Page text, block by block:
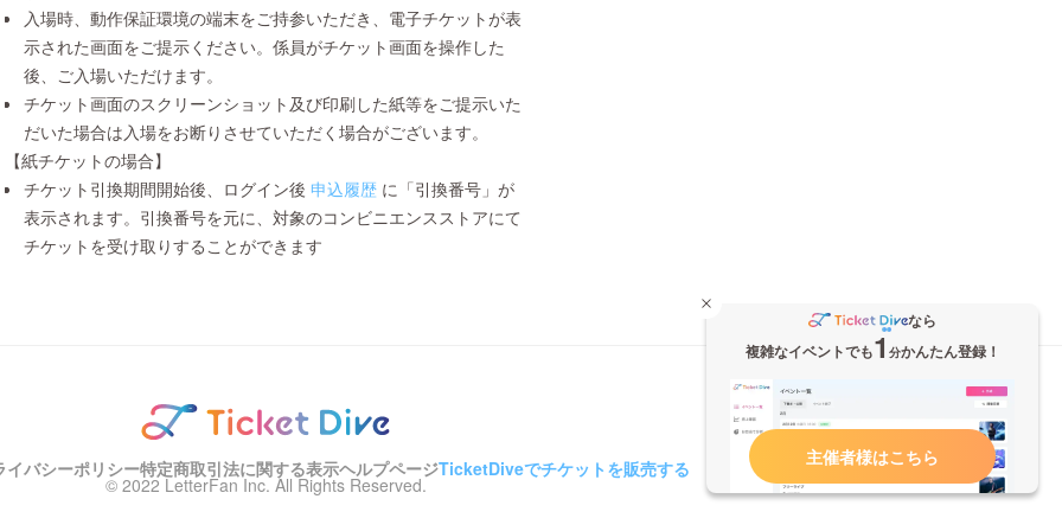
入場時、動作保証環境の端末をご持参いただき、電子チケットが表
示された画面をご提示ください。係員がチケット画面を操作した
後、ご入場いただけます。
チケット画面のスクリーンショット及び印刷した紙等をご提示いた
だいた場合は入場をお断りさせていただく場合がございます。
【紙チケットの場合】
チケット引換期間開始後、ログイン後 申込履歴 に「引換番号」が
表示されます。引換番号を元に、対象のコンビニエンスストアにて
チケットを受け取りすることができます
なら
複雑なイベントでも1 分かんたん登録！
主催者様はこちら
イバシーポリシー特定商取引法に関する表示ヘルプページTicketDiveでチケットを販売する
© 2022 LetterFan Inc. All Rights Reserved.